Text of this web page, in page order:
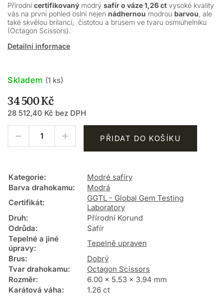
Přírodní certifikovaný modrý safír o váze 1,26 ct vysoké kvality
vás na první pohled oslní nejen nádhernou modrou barvou , ale
také skvělou brilancí, čistotou a brusem ve tvaru osmiúhelníku
(Octagon Scissors).
Detailní informace
34 500 Kč
28 512,40 Kč bez DPH
Skladem (1 ks)
PŘIDAT DO KOŠÍKU
Kategorie:
Modré safíry
Barva drahokamu:
Modrá
Certifikát:
GGTL - Global Gem Testing
Laboratory
Druh:
Přírodní Korund
Odrůda:
Safír
Tepelné a jiné
úpravy:
Tepelně upraven
Brus:
Dobrý
Tvar drahokamu:
Octagon Scissors
Rozměr:
6.00 x 5.53 x 3.94 mm
Karátová váha: 1.26 ct